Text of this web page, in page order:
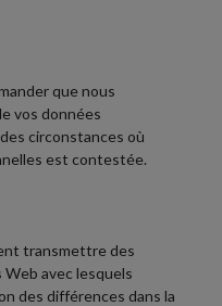
que nous
vos données
circonstances où
est contestée.
transmettre des
Web avec lesquels
des différences dans la